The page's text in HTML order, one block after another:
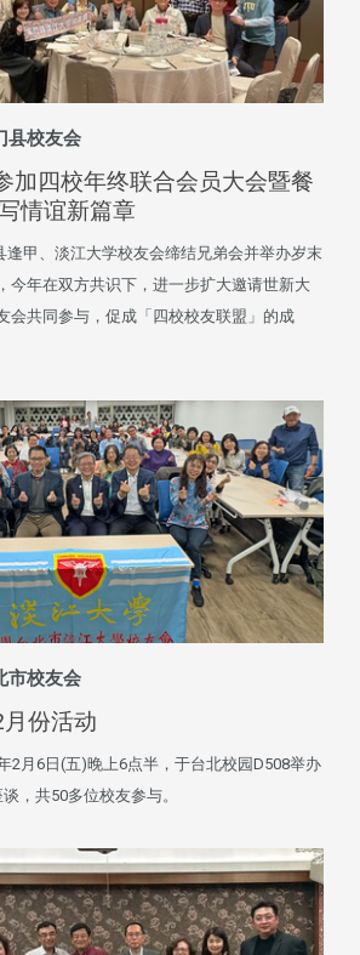
县校友会
加四校年终联合会员大会暨餐
情谊新篇章
逢甲、淡江大学校友会缔结兄弟会并举办岁末
今年在双方共识下，进一步扩大邀请世新大
会共同参与，促成「四校校友联盟」的成
市校友会
份活动
2月6日(五)晚上6点半，于台北校园D508举办
，共50多位校友参与。